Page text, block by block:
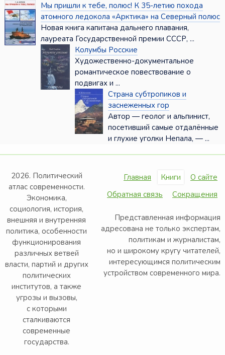
Мы пришли к тебе, полюс! К 35-летию похода
атомного ледокола «Арктика» на Северный полюс
Новая книга капитана дальнего плавания,
лауреата Государственной премии СССР, ...
Колумбы Росские
Художественно-документальное
романтическое повествование о
подвигах и ...
Страна субтропиков и
заснеженных гор
Автор — геолог и альпинист,
посетивший самые отдалённые
и глухие уголки Непала, — ...
2026. Политический
атлас современности.
Экономика,
социология, история,
внешняя и внутренняя
политика, особенности
функционирования
различных ветвей
власти, партий и других
политических
институтов, а также
угрозы и вызовы,
с которыми
сталкиваются
современные
государства.
Главная Книги
О сайте
Обратная связь
Сокращения
Представленная информация
адресована не только экспертам,
политикам и журналистам,
но и широкому кругу читателей,
интересующимся политическим
устройством современного мира.